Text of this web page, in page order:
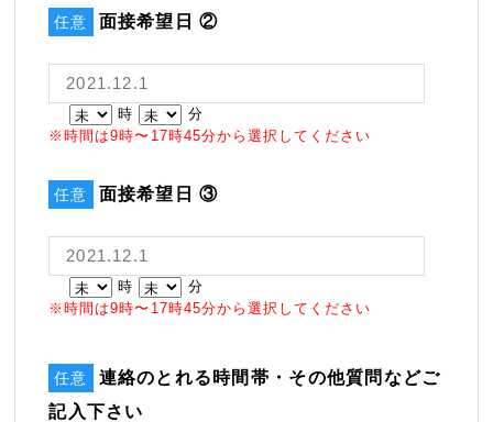
任意 面接希望日 ②
時
分
※時間は9時〜17時45分から選択してください
任意 面接希望日 ③
時
分
※時間は9時〜17時45分から選択してください
任意
連絡のとれる時間帯・その他質問などご
記入下さい